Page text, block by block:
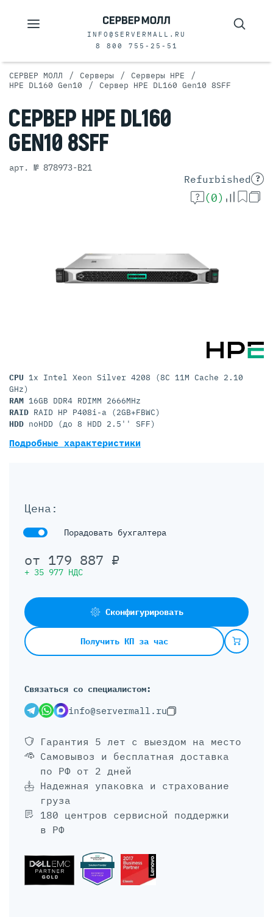
INFO@SERVERMALL.RU
8 800 755-25-51
СЕРВЕР МОЛЛ / Серверы / Серверы HPE /
HPE DL160 Gen10 / Сервер HPE DL160 Gen10 8SFF
СЕРВЕР HPE DL160
GEN10 8SFF
арт. № 878973-B21
Refurbished ?
(0)
Цена:
Порадовать бухгалтера
от 179 887 ₽
+ 35 977 НДС
Сконфигурировать
Получить КП за час
Связаться со специалистом:
info@servermall.ru
Гарантия 5 лет с выездом на место
Самовывоз и бесплатная доставка
по РФ от 2 дней
Надежная упаковка и страхование
груза
180 центров сервисной поддержки
в РФ
CPU 1x Intel Xeon Silver 4208 (8C 11M Cache 2.10
GHz)
RAM 16GB DDR4 RDIMM 2666MHz
RAID RAID HP P408i-a (2GB+FBWC)
HDD noHDD (до 8 HDD 2.5'' SFF)
Подробные характеристики